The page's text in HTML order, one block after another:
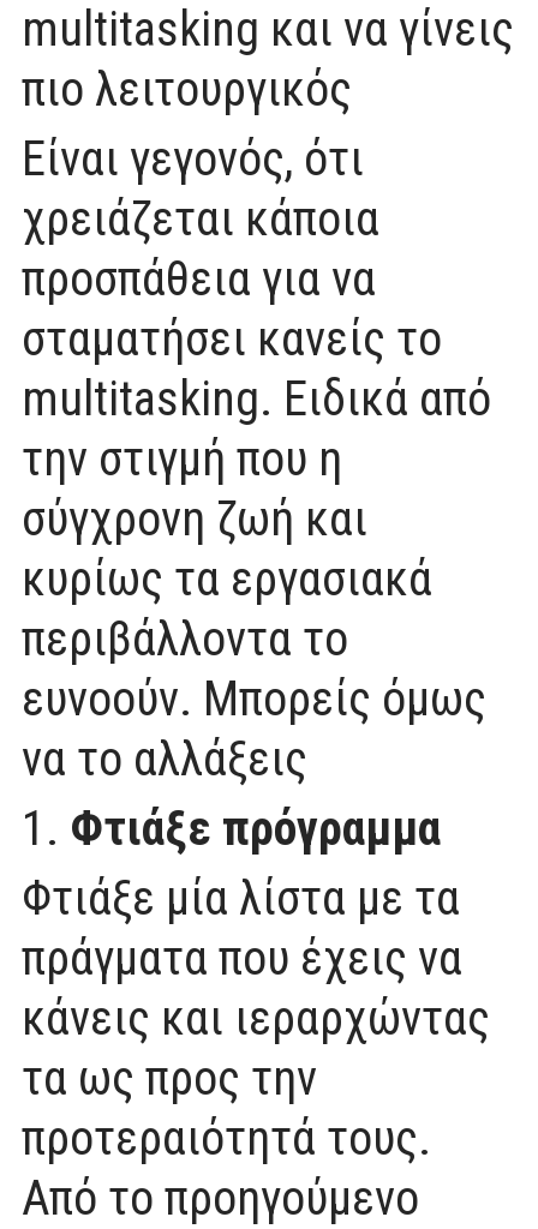
multitasking και να γίνεις
πιο λειτουργικός
Είναι γεγονός, ότι
χρειάζεται κάποια
προσπάθεια για να
σταματήσει κανείς το
multitasking. Ειδικά από
την στιγμή που η
σύγχρονη ζωή και
κυρίως τα εργασιακά
περιβάλλοντα το
ευνοούν. Μπορείς όμως
να το αλλάξεις
1. Φτιάξε πρόγραμμα
Φτιάξε μία λίστα με τα
πράγματα που έχεις να
κάνεις και ιεραρχώντας
τα ως προς την
προτεραιότητά τους.
Από το προηγούμενο